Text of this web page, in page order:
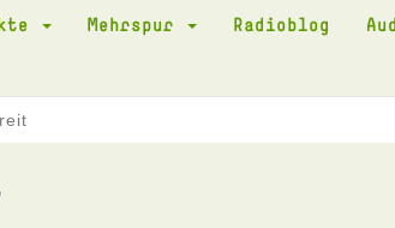
Mehrspur Radioblog